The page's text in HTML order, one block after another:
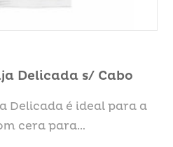
Delicada s/ Cabo
Delicada é ideal para a
cera para…